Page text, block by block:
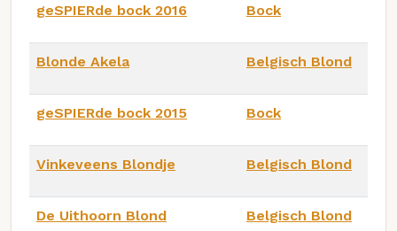
geSPIERde bock 2016 Bock
Blonde Akela Belgisch Blond
geSPIERde bock 2015 Bock
Vinkeveens Blondje Belgisch Blond
De Uithoorn Blond Belgisch Blond